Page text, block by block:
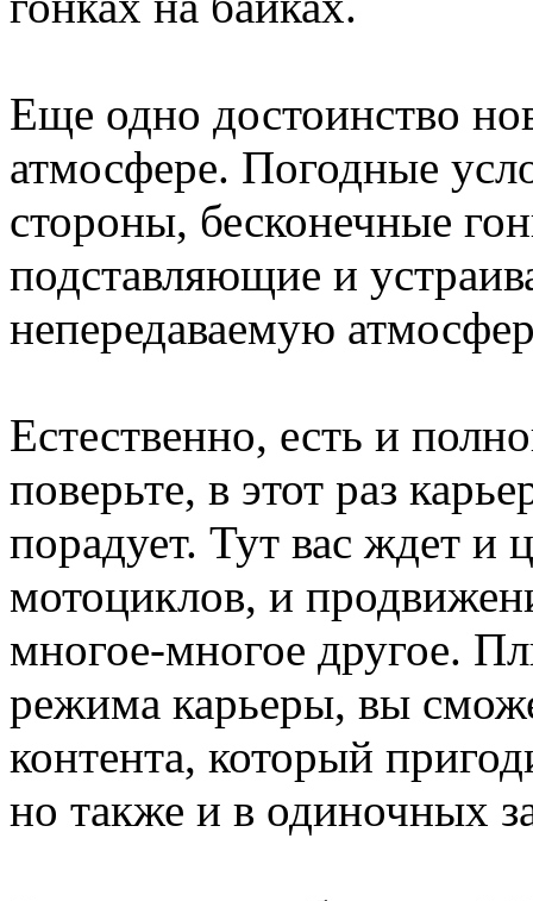
Еще одно достоинство
атмосфере. Погодные
стороны, бесконечные
подставляющие и
непередаваемую
Естественно, есть и
поверьте, в этот раз
порадует. Тут вас ждет и
мотоциклов, и
многое-многое другое.
режима карьеры, вы
контента, который
но также и в одиночных